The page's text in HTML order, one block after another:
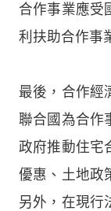
合作事業應受
利扶助合作事
最後，合作經
聯合國為合作
政府推動住宅
優惠、土地政
另外，在現行